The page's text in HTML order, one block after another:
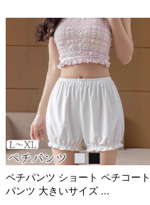
ペチパンツ ショート ペチコート
パンツ 大きいサイズ ...